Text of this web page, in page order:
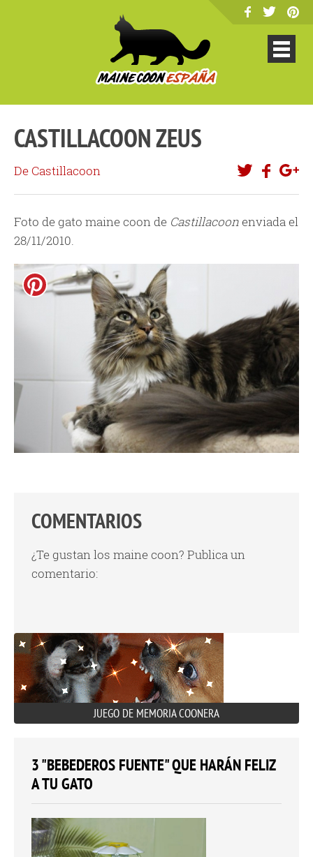
CASTILLACOON ZEUS
De Castillacoon
Foto de gato maine coon de Castillacoonenviada el
28/11/2010.
COMENTARIOS
¿Te gustan los maine coon? Publica un
comentario:
JUEGO DE MEMORIA COONERA
3 "BEBEDEROS FUENTE" QUE HARÁN FELIZ
A TU GATO